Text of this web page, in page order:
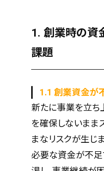
1. 創業時の資
課題
1.1 創業資金が
新たに事業を立ち
を確保しないまま
まなリスクが生じ
必要な資金が不足